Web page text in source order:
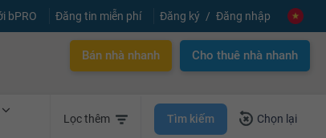
bPRO Đăng tin miễn phí Đăng ký Đăng nhập
Bán nhà nhanh Cho thuê nhà nhanh
Lọc thêm Tìm kiếm Chọn lại